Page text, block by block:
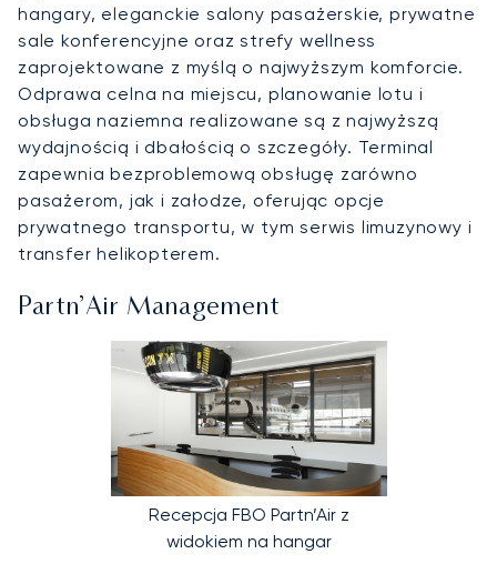
hangary, eleganckie salony pasażerskie, prywatne
sale konferencyjne oraz strefy wellness
zaprojektowane z myślą o najwyższym komforcie.
Odprawa celna na miejscu, planowanie lotu i
obsługa naziemna realizowane są z najwyższą
wydajnością i dbałością o szczegóły. Terminal
zapewnia bezproblemową obsługę zarówno
pasażerom, jak i załodze, oferując opcje
prywatnego transportu, w tym serwis limuzynowy i
transfer helikopterem.
Partn’Air Management
Recepcja FBO Partn’Air z
widokiem na hangar